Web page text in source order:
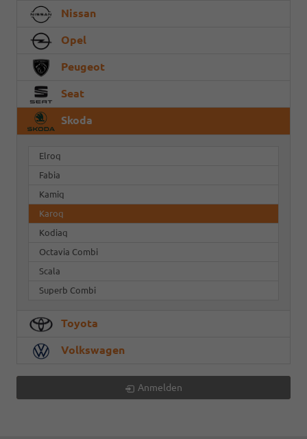
Nissan
Opel
Peugeot
Seat
Skoda
Elroq
Fabia
Kamiq
Karoq
Kodiaq
Octavia Combi
Scala
Superb Combi
Toyota
Volkswagen
Anmelden